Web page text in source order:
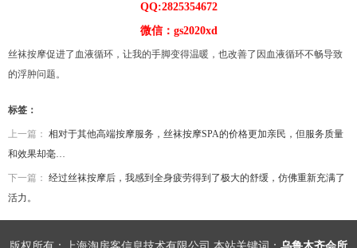
QQ:2825354672
微信：gs2020xd
丝袜按摩促进了血液循环，让我的手脚变得温暖，也改善了因血液循环不畅导致
的浮肿问题。
标签：
上一篇： 相对于其他高端按摩服务，丝袜按摩SPA的价格更加亲民，但服务质量
和效果却毫…
下一篇： 经过丝袜按摩后，我感到全身疲劳得到了极大的舒缓，仿佛重新充满了
活力。